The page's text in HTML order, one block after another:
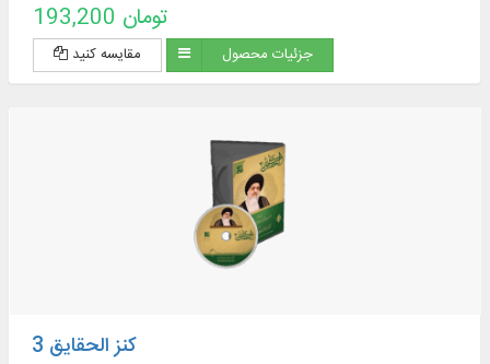
193,200 تومان
مقایسه کنید جزئیات محصول
کنز الحقایق 3